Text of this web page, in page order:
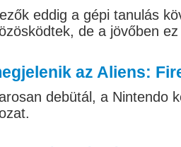
eddig a gépi tanulás
de a jövőben
az Aliens:
debütál, a Nintendo